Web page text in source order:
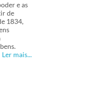
e as
de
1834,
Ler mais...